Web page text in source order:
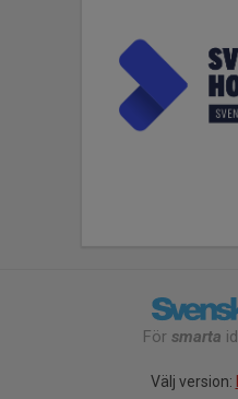
För smarta
Välj version: